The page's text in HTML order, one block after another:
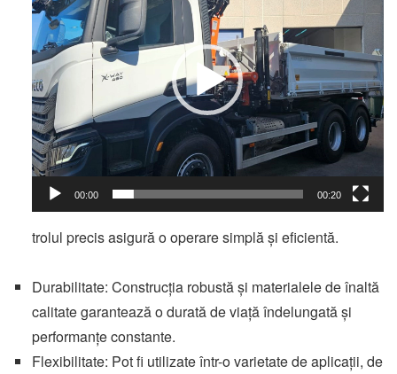
00:00 00:20
trolul precis asigură o operare simplă și eficientă.
Durabilitate: Construcția robustă și materialele de înaltă
calitate garantează o durată de viață îndelungată și
performanțe constante.
Flexibilitate: Pot fi utilizate într-o varietate de aplicații, de